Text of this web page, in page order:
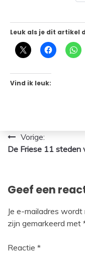
Leuk als je dit artikel
Vind ik leuk:
Bericht
navigatie
Vorige:
De Friese 11 steden
Geef een
Je e-mailadres wordt
zijn gemarkeerd met
Reactie *